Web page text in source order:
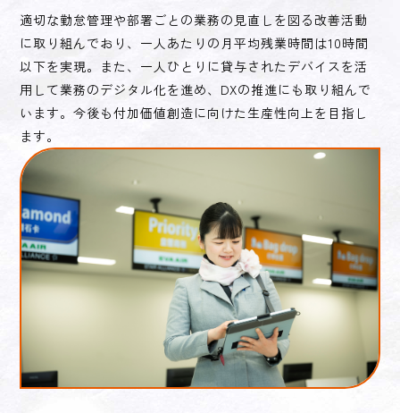
適切な勤怠管理や部署ごとの業務の見直しを図る改善活動
に取り組んでおり、一人あたりの月平均残業時間は10時間
以下を実現。また、一人ひとりに貸与されたデバイスを活
用して業務のデジタル化を進め、DXの推進にも取り組んで
います。今後も付加価値創造に向けた生産性向上を目指し
ます。